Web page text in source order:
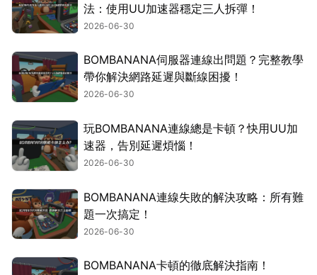
法：使用UU加速器穩定三人拆彈！
2026-06-30
BOMBANANA伺服器連線出問題？完整教學
帶你解決網路延遲與斷線困擾！
2026-06-30
玩BOMBANANA連線總是卡頓？快用UU加
速器，告別延遲煩惱！
2026-06-30
BOMBANANA連線失敗的解決攻略：所有難
題一次搞定！
2026-06-30
BOMBANANA卡頓的徹底解決指南！